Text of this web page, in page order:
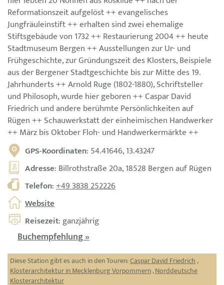
Reformationszeit aufgelöst ++ evangelisches
Jungfräuleinstift ++ erhalten sind zwei ehemalige
Stiftsgebäude von 1732 ++ Restaurierung 2004 ++ heute
Stadtmuseum Bergen ++ Ausstellungen zur Ur- und
Frühgeschichte, zur Gründungszeit des Klosters, Beispiele
aus der Bergener Stadtgeschichte bis zur Mitte des 19.
Jahrhunderts ++ Arnold Ruge (1802-1880), Schriftsteller
und Philosoph, wurde hier geboren ++ Caspar David
Friedrich und andere berühmte Persönlichkeiten auf
Rügen ++ Schauwerkstatt der einheimischen Handwerker
++ März bis Oktober Floh- und Handwerkermärkte ++
GPS-Koordinaten: 54.41646, 13.43247
Adresse: Billrothstraße 20a, 18528 Bergen auf Rügen
Telefon:+49 3838 252226
Website
Reisezeit: ganzjährig
Buchempfehlung »
Diese Station gibt es auch in den Touren:Caspar David Friedrich,
Klosterarchitektur in Mecklenburg Vorpommern,Norddeutsche
Klosterarchitektur